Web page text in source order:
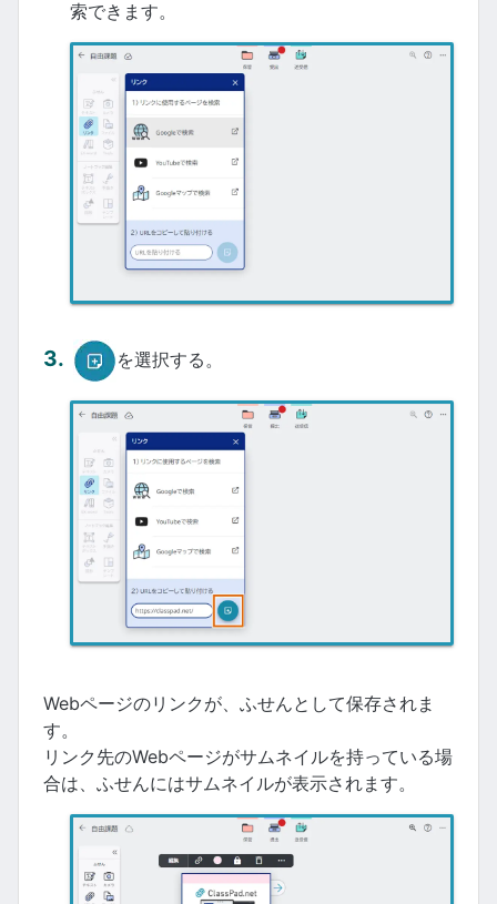
索できます。
を選択する。
Webページのリンクが、ふせんとして保存されま
す。
リンク先のWebページがサムネイルを持っている場
合は、ふせんにはサムネイルが表示されます。